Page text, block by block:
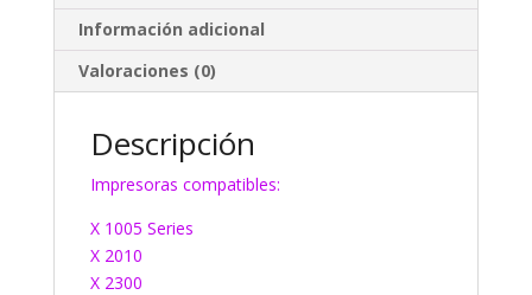
Información adicional
Valoraciones (0)
Descripción
Impresoras compatibles:
X 1005 Series
X 2010
X 2300